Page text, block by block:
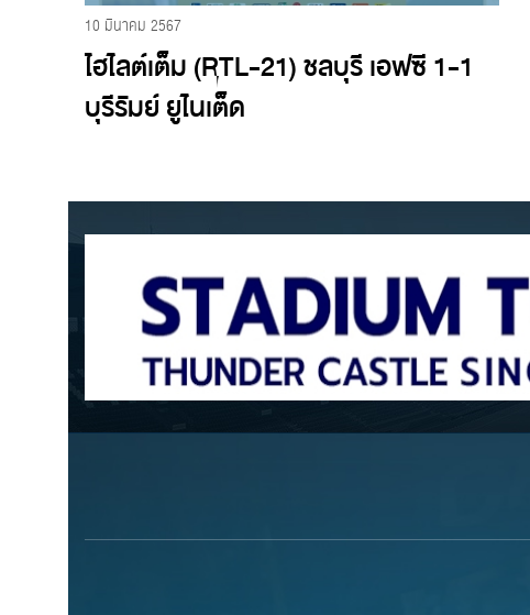
10 มีนาคม 2567
ไฮไลต์เต็ม (RTL-21) ชลบุรี เอฟซี 1-1
บุรีรัมย์ ยูไนเต็ด